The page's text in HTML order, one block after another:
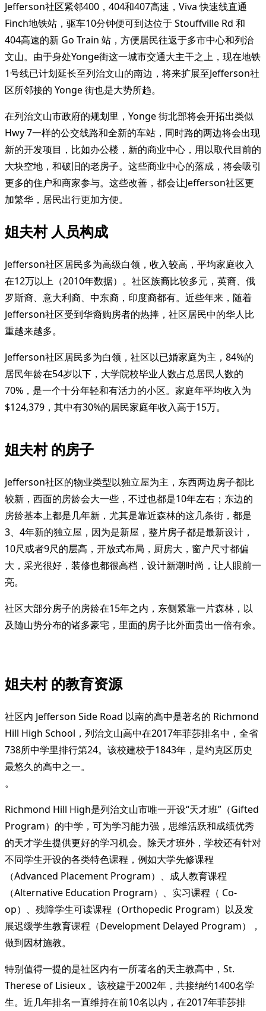
Jefferson社区紧邻400，404和407高速，Viva 快速线直通
Finch地铁站，驱车10分钟便可到达位于 Stouffville Rd 和
404高速的新 Go Train 站，方便居民往返于多市中心和列治
文山。由于身处Yonge街这一城市交通大主干之上，现在地铁
1号线已计划延长至列治文山的南边，将来扩展至Jefferson社
区所邻接的 Yonge 街也是大势所趋。
在列治文山市政府的规划里，Yonge 街北部将会开拓出类似
Hwy 7一样的公交线路和全新的车站，同时路的两边将会出现
新的开发项目，比如办公楼，新的商业中心，用以取代目前的
大块空地，和破旧的老房子。这些商业中心的落成，将会吸引
更多的住户和商家参与。这些改善，都会让Jefferson社区更
加繁华，居民出行更加方便。
姐夫村 人员构成
Jefferson社区居民多为高级白领，收入较高，平均家庭收入
在12万以上（2010年数据）。社区族裔比较多元，英裔、俄
罗斯裔、意大利裔、中东裔，印度裔都有。近些年来，随着
Jefferson社区受到华裔购房者的热捧，社区居民中的华人比
重越来越多。
Jefferson社区居民多为白领，社区以已婚家庭为主，84%的
居民年龄在54岁以下，大学院校毕业人数占总居民人数的
70%，是一个十分年轻和有活力的小区。家庭年平均收入为
$124,379，其中有30%的居民家庭年收入高于15万。
姐夫村 的房子
Jefferson社区的物业类型以独立屋为主，东西两边房子都比
较新，西面的房龄会大一些，不过也都是10年左右；东边的
房龄基本上都是几年新，尤其是靠近森林的这几条街，都是
3、4年新的独立屋，因为是新屋，整片房子都是最新设计，
10尺或者9尺的层高，开放式布局，厨房大，窗户尺寸都偏
大，采光很好，装修也都很高档，设计新潮时尚，让人眼前一
亮。
社区大部分房子的房龄在15年之内，东侧紧靠一片森林，以
及随山势分布的诸多豪宅，里面的房子比外面贵出一倍有余。
姐夫村 的教育资源
社区内 Jefferson Side Road 以南的高中是著名的 Richmond
Hill High School，列治文山高中在2017年菲莎排名中，全省
738所中学里排行第24。该校建校于1843年，是约克区历史
最悠久的高中之一。
。
Richmond Hill High是列治文山市唯一开设“天才班”（Gifted
Program）的中学，可为学习能力强，思维活跃和成绩优秀
的天才学生提供更好的学习机会。除天才班外，学校还有针对
不同学生开设的各类特色课程，例如大学先修课程
（Advanced Placement Program）、成人教育课程
（Alternative Education Program）、实习课程（ Co-
op）、残障学生可读课程（Orthopedic Program）以及发
展迟缓学生教育课程（Development Delayed Program），
做到因材施教。
特别值得一提的是社区内有一所著名的天主教高中，St.
Therese of Lisieux 。该校建于2002年，共接纳约1400名学
生。近几年排名一直维持在前10名以内，在2017年菲莎排